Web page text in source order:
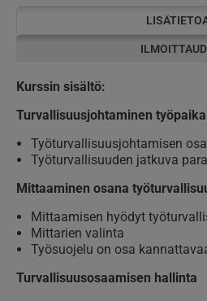
Kurssin sisältö:
Turvallisuusjohtaminen
Työturvallisuusjohtamisen
Työturvallisuuden jatkuva
Mittaaminen osana
Mittaamisen hyödyt
Mittarien valinta
Työsuojelu on osa
Turvallisuusosaamisen hallinta